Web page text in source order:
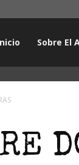
Sobre El